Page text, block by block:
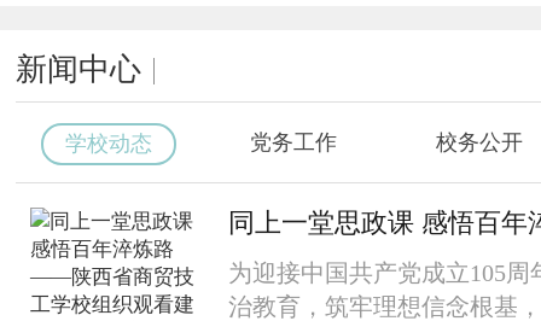
以技赋能砺初心，笃行奋进促成长
匠心育人 聚力启航——陕西省商贸
我校2026年第二批电子商务师（高
新闻中心
学校动态 党务工作 校务公开
同上一堂思政课 感悟百年
为迎接中国共产党成立105
治教育，筑牢理想信念根基